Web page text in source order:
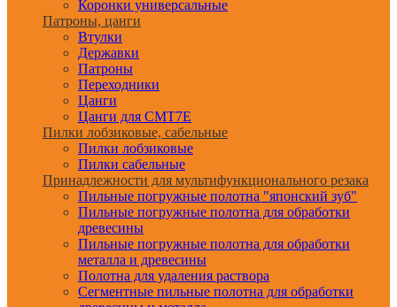
Коронки универсальные
Патроны, цанги
Втулки
Державки
Патроны
Переходники
Цанги
Цанги для CMT7E
Пилки лобзиковые, сабельные
Пилки лобзиковые
Пилки сабельные
Принадлежности для мультифункционального резака
Пильные погружные полотна "японский зуб"
Пильные погружные полотна для обработки
древесины
Пильные погружные полотна для обработки
металла и древесины
Полотна для удаления раствора
Сегментные пильные полотна для обработки